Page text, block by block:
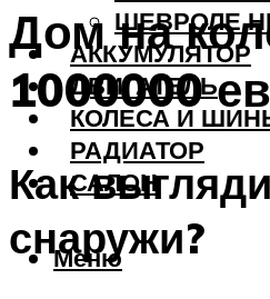
ШЕВРОЛЕ
АККУМУЛЯТОР
ДВИГАТЕЛЬ
КОЛЕСА И
РАДИАТОР
САЛОН
Меню
Дом на
1000000
Как
снаружи?